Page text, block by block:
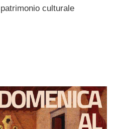
culturale